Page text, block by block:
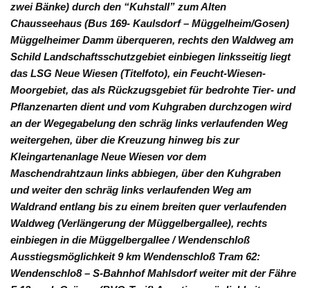
zwei Bänke) durch den “Kuhstall” zum Alten
Chausseehaus (Bus 169- Kaulsdorf – Müggelheim/Gosen)
Müggelheimer Damm überqueren, rechts den Waldweg am
Schild Landschaftsschutzgebiet einbiegen linksseitig liegt
das LSG Neue Wiesen (Titelfoto), ein Feucht-Wiesen-
Moorgebiet, das als Rückzugsgebiet für bedrohte Tier- und
Pflanzenarten dient und vom Kuhgraben durchzogen wird
an der Wegegabelung den schräg links verlaufenden Weg
weitergehen, über die Kreuzung hinweg bis zur
Kleingartenanlage Neue Wiesen vor dem
Maschendrahtzaun links abbiegen, über den Kuhgraben
und weiter den schräg links verlaufenden Weg am
Waldrand entlang bis zu einem breiten quer verlaufenden
Waldweg (Verlängerung der Müggelbergallee), rechts
einbiegen in die Müggelbergallee / Wendenschloß
Ausstiegsmöglichkeit 9 km Wendenschloß Tram 62:
Wendenschlo8 – S-Bahnhof Mahlsdorf weiter mit der Fähre